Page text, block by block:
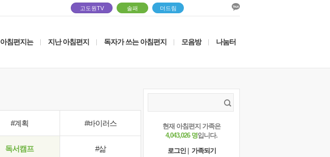
고도원TV 솔패 더드림
아침편지는 지난 아침편지 독자가 쓰는 아침편지 모음방 나눔터
#계획 #바이러스
독서캠프 #삶
현재 아침편지 가족은
4,043,026 명입니다.
로그인
가족되기